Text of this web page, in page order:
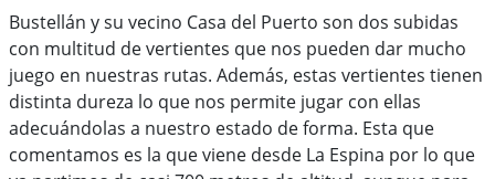
Bustellán y su vecino Casa del Puerto son dos subidas
con multitud de vertientes que nos pueden dar mucho
juego en nuestras rutas. Además, estas vertientes tienen
distinta dureza lo que nos permite jugar con ellas
adecuándolas a nuestro estado de forma. Esta que
comentamos es la que viene desde La Espina por lo que